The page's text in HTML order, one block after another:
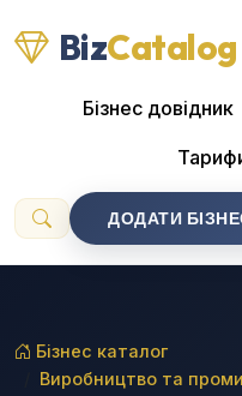
BizCatalog
Бізнес довідник
ДОДАТИ
Бізнес каталог
Виробництво та